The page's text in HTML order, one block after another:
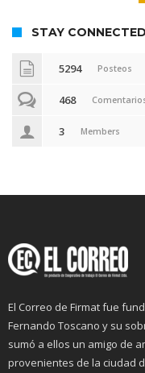
STAY CONNECTED
5294 Posteos
468
3 Members
El Correo de Firmat fue
Fernando Toscano y su
sumó a ellos un amigo de
provenientes de la ciudad